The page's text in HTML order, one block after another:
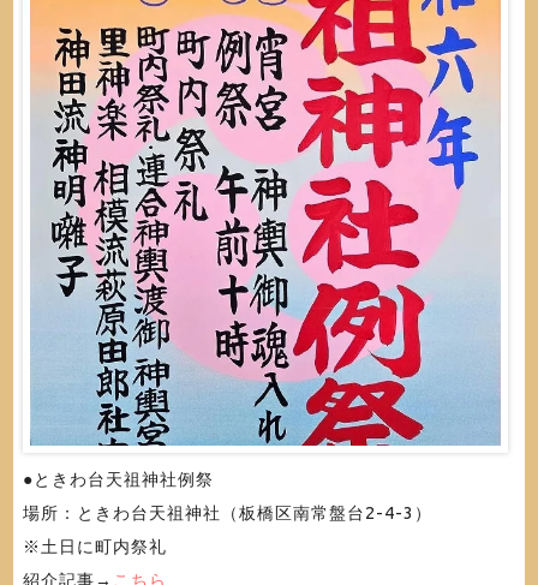
●ときわ台天祖神社例祭
場所：ときわ台天祖神社（板橋区南常盤台2-4-3）
※土日に町内祭礼
紹介記事→ こちら